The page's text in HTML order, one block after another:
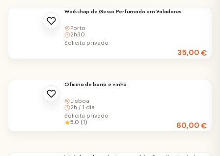
Workshop de Gesso Perfumado em Valadares
Porto
2h30
35,00€
Solicita privado
Oficina de barro e vinho
Lisboa
2h / 1 dia
60,00€
Solicita privado
5,0 (1)